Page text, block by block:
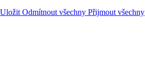
Uložit Odmítnout všechny Přijmout všechny